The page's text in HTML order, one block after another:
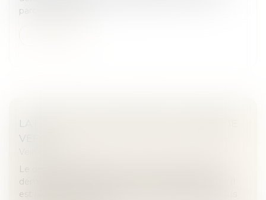
parcelles de terre...
LA RESTITUTION DU DÉPÔT DE GARANTIE
VEFA
Le dépôt de garantie pour un achat en VEFA est
demandé lors de la réservation du bien immobilier. Il
est restitué aux acquéreurs en cas d’annulation, sous